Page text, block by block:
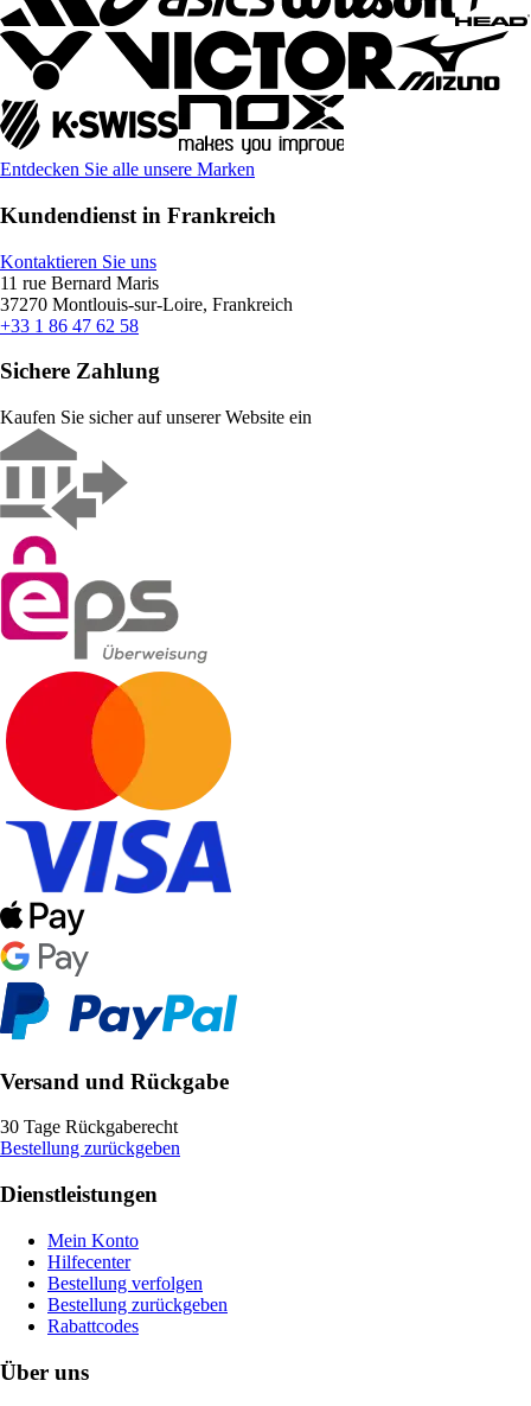
Entdecken Sie alle unsere Marken
Kundendienst in Frankreich
Kontaktieren Sie uns
11 rue Bernard Maris
37270 Montlouis-sur-Loire, Frankreich
+33 1 86 47 62 58
Sichere Zahlung
Kaufen Sie sicher auf unserer Website ein
Versand und Rückgabe
30 Tage Rückgaberecht
Bestellung zurückgeben
Dienstleistungen
Mein Konto
Hilfecenter
Bestellung verfolgen
Bestellung zurückgeben
Rabattcodes
Über uns